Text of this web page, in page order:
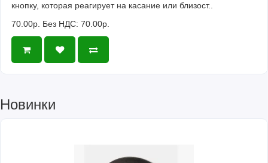
кнопку, которая реагирует на касание или близост..
70.00р. Без НДС: 70.00р.
Новинки